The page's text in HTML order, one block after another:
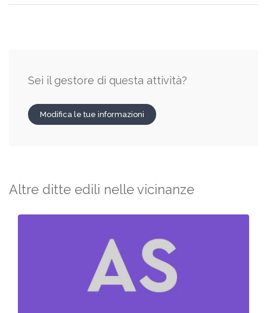
Sei il gestore di questa attività?
Modifica le tue informazioni
Altre ditte edili nelle vicinanze